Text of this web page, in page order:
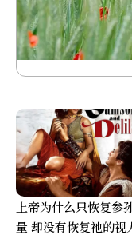
上帝为什么只恢复参
量 却没有恢复祂的视